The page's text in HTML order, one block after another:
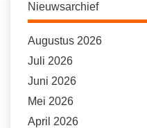
Nieuwsarchief
Augustus 2026
Juli 2026
Juni 2026
Mei 2026
April 2026